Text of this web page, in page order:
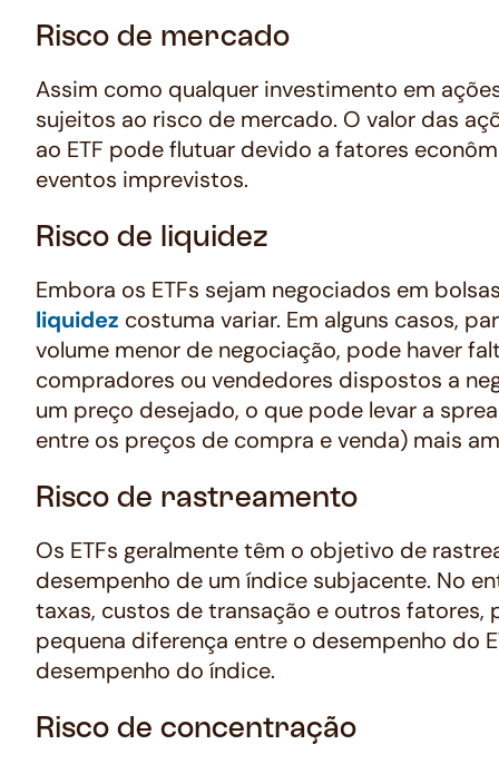
Risco de mercado
Assim como qualquer investimento em
sujeitos ao risco de mercado. O valor das
ao ETF pode flutuar devido a fatores
eventos imprevistos.
Risco de liquidez
Embora os ETFs sejam negociados em
liquidez costuma variar. Em alguns casos,
volume menor de negociação, pode haver
compradores ou vendedores dispostos a
um preço desejado, o que pode levar a
entre os preços de compra e venda) mais
Risco de rastreamento
Os ETFs geralmente têm o objetivo de
desempenho de um índice subjacente. No
taxas, custos de transação e outros fatores,
pequena diferença entre o desempenho do
desempenho do índice.
Risco de concentração